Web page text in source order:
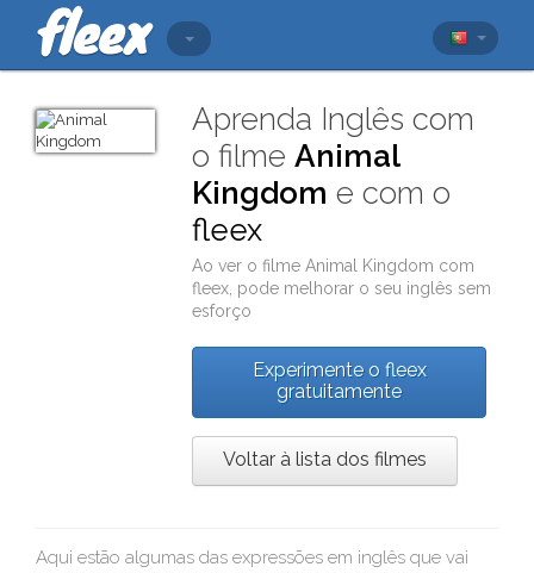
Aprenda Inglês com
o filmeAnimal
Kingdom e com o
fleex
Ao ver o filmeAnimal Kingdom com
fleex , pode melhorar o seu inglês sem
esforço
Experimente o fleex
gratuitamente
Voltar à lista dos filmes
Aqui estão algumas das expressões em inglês que vai